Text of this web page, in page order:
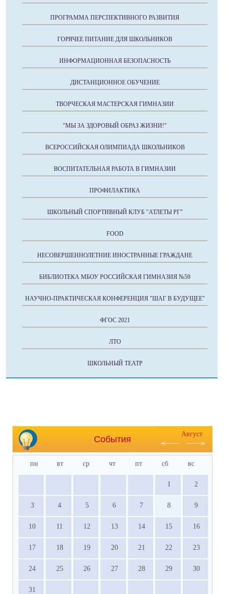
ПРОГРАММА ПЕРСПЕКТИВНОГО РАЗВИТИЯ
ГОРЯЧЕЕ ПИТАНИЕ ДЛЯ ШКОЛЬНИКОВ
ИНФОРМАЦИОННАЯ БЕЗОПАСНОСТЬ
ДИСТАНЦИОННОЕ ОБУЧЕНИЕ
ТВОРЧЕСКАЯ МАСТЕРСКАЯ ГИМНАЗИИ
"МЫ ЗА ЗДОРОВЫЙ ОБРАЗ ЖИЗНИ!"
ВСЕРОССИЙСКАЯ ОЛИМПИАДА ШКОЛЬНИКОВ
ВОСПИТАТЕЛЬНАЯ РАБОТА В ГИМНАЗИИ
ПРОФИЛАКТИКА
ШКОЛЬНЫЙ СПОРТИВНЫЙ КЛУБ "АТЛЕТЫ РГ"
FOOD
НЕСОВЕРШЕННОЛЕТНИЕ ИНОСТРАННЫЕ ГРАЖДАНЕ
БИБЛИОТЕКА МБОУ РОССИЙСКАЯ ГИМНАЗИЯ №59
НАУЧНО-ПРАКТИЧЕСКАЯ КОНФЕРЕНЦИЯ "ШАГ В БУДУЩЕЕ"
ФГОС 2021
ЛТО
ШКОЛЬНЫЙ ТЕАТР
События
Август
пн вт ср чт пт сб вс
1 2
3 4 5 6 7 8 9
10 11 12 13 14 15 16
17 18 19 20 21 22 23
24 25 26 27 28 29 30
31